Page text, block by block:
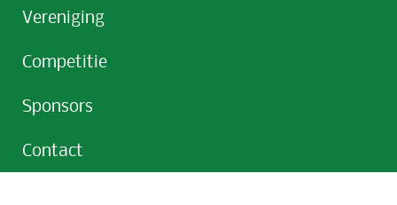
Vereniging
Competitie
Sponsors
Contact